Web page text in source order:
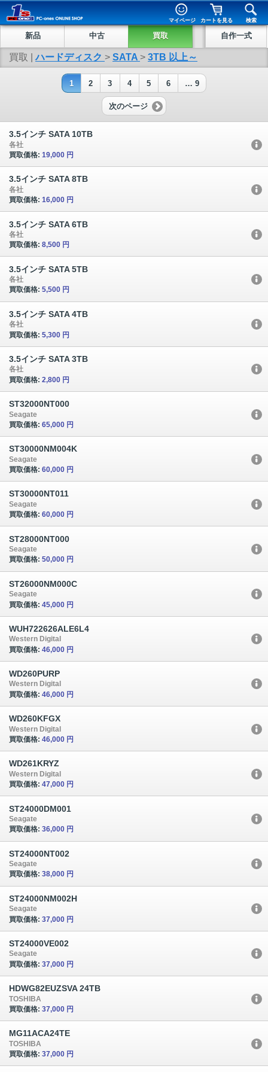
マイページ カートを見る 検索
新品 中古 買取 自作一式
買取 |ハードディスク > SATA > 3TB 以上～
1 2 3 4 5 6 … 9
次のページ
3.5インチ SATA 10TB
各社
買取価格: 19,000 円
3.5インチ SATA 8TB
各社
買取価格: 16,000 円
3.5インチ SATA 6TB
各社
買取価格: 8,500 円
3.5インチ SATA 5TB
各社
買取価格: 5,500 円
3.5インチ SATA 4TB
各社
買取価格: 5,300 円
3.5インチ SATA 3TB
各社
買取価格: 2,800 円
ST32000NT000
Seagate
買取価格: 65,000 円
ST30000NM004K
Seagate
買取価格: 60,000 円
ST30000NT011
Seagate
買取価格: 60,000 円
ST28000NT000
Seagate
買取価格: 50,000 円
ST26000NM000C
Seagate
買取価格: 45,000 円
WUH722626ALE6L4
Western Digital
買取価格: 46,000 円
WD260PURP
Western Digital
買取価格: 46,000 円
WD260KFGX
Western Digital
買取価格: 46,000 円
WD261KRYZ
Western Digital
買取価格: 47,000 円
ST24000DM001
Seagate
買取価格: 36,000 円
ST24000NT002
Seagate
買取価格: 38,000 円
ST24000NM002H
Seagate
買取価格: 37,000 円
ST24000VE002
Seagate
買取価格: 37,000 円
HDWG82EUZSVA 24TB
TOSHIBA
買取価格: 37,000 円
MG11ACA24TE
TOSHIBA
買取価格: 37,000 円